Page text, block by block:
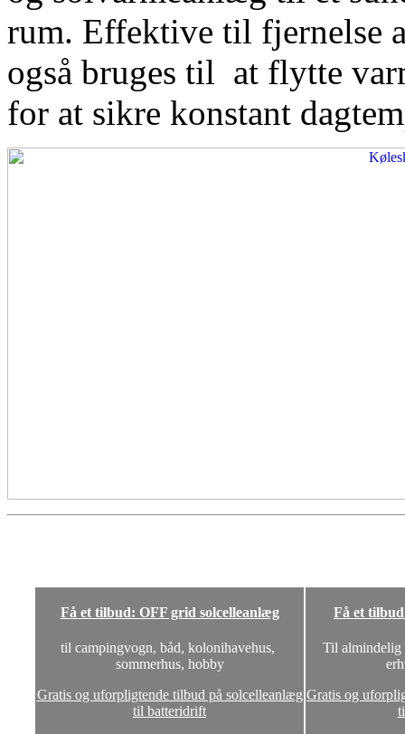
rum. Effektive til fjernelse
også bruges til at flytte
for at sikre konstant
Få et tilbud: OFF grid solcelleanlæg
til campingvogn, båd, kolonihavehus,
sommerhus, hobby
Gratis og uforpligtende tilbud på solcelleanlæg
til batteridrift
Få et
Til almindelig
Gratis og